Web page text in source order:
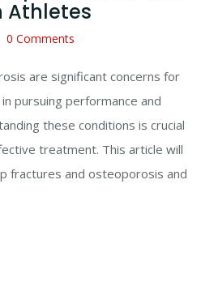
Athletes
0 Comments
are significant concerns for
pursuing performance and
these conditions is crucial
treatment. This article will
fractures and osteoporosis and